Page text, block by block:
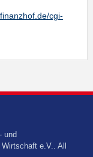
cgi-
und
e.V.. All